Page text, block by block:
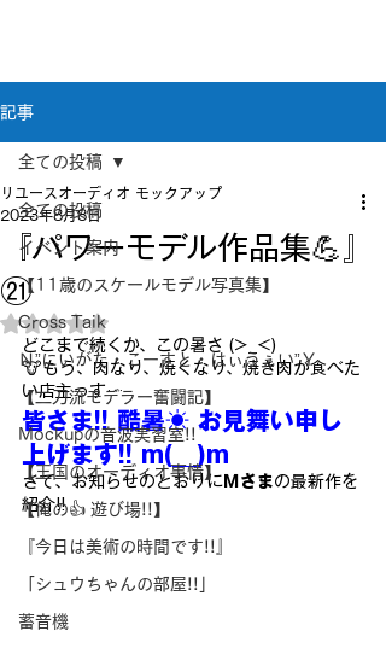
記事
全ての投稿
イベント案内
【11歳のスケールモデル写真集】
Cross Taik
Ｎ”にいがた・こーすと・はぃうぇい”Ｙ
【二刀流モデラー奮闘記】
Mockupの音波実習室!!
【王国のオーディオ事情】
【俺の👍 遊び場!!】
『今日は美術の時間です!!』
「シュウちゃんの部屋!!」
蓄音機
全ての投稿
『パワーモデル作品集💪』
㉑
リユースオーディオ モックアップ
2023年8月8日
5つ星のうちNaNと評価されています。
どこまで続くか、この暑さ (>_<)
🐮もう、肉なり、焼くなり、焼き肉が食べた
い店主っす…
皆さま!! 酷暑☀ お見舞い申し
上げます!! m(__)m
さて、お知らせのとおりに Ｍさまの最新作を
紹介!!